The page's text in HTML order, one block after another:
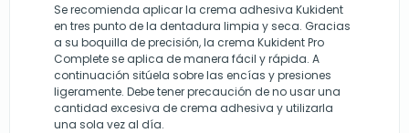
Se recomienda aplicar la crema adhesiva Kukident
en tres punto de la dentadura limpia y seca. Gracias
a su boquilla de precisión, la crema Kukident Pro
Complete se aplica de manera fácil y rápida. A
continuación sitúela sobre las encías y presiones
ligeramente. Debe tener precaución de no usar una
cantidad excesiva de crema adhesiva y utilizarla
una sola vez al día.